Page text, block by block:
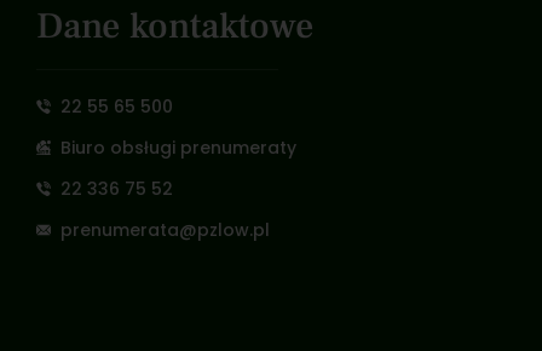
Dane kontaktowe
22 55 65 500
Biuro obsługi prenumeraty
22 336 75 52
prenumerata@pzlow.pl